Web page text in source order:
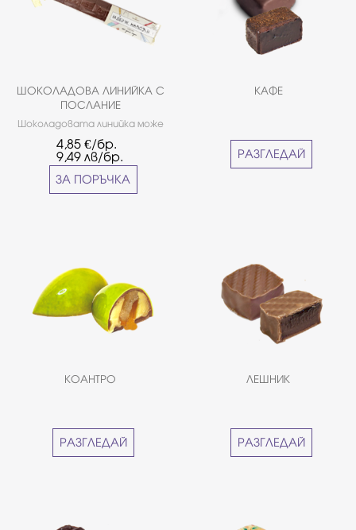
ШОКОЛАДОВА ЛИНИЙКА С
ПОСЛАНИЕ
Шоколадовата линийка може
името на детето.
4,85 €/бр.
9,49 лв/бр.
ЗА ПОРЪЧКА
КАФЕ
РАЗГЛЕДАЙ
КОАНТРО
РАЗГЛЕДАЙ
ЛЕШНИК
РАЗГЛЕДАЙ